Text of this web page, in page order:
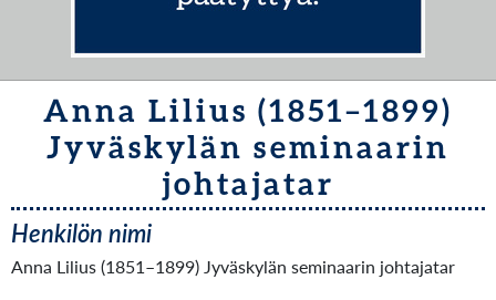
Anna Lilius (1851–1899)
Jyväskylän seminaarin
johtajatar
Henkilön nimi
Anna Lilius (1851–1899) Jyväskylän seminaarin johtajatar